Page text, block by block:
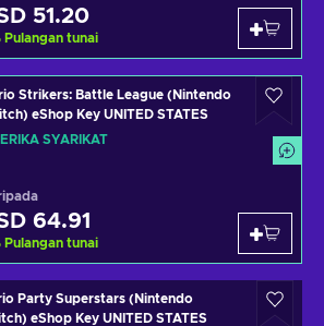
51.20
Pulangan tunai
Strikers: Battle League (Nintendo
eShop Key UNITED STATES
SYARIKAT
64.91
Pulangan tunai
Party Superstars (Nintendo
eShop Key UNITED STATES